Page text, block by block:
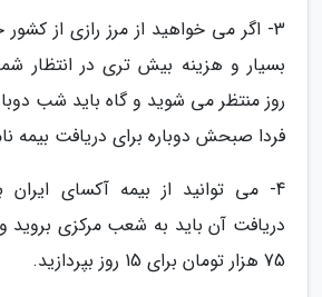
3- اگر می خواهید از مرز رازی از
بسیار و هزینه بیش تری در
روز منتظر می شوید و گاه باید شب
فردا صبحش دوباره برای دریافت بیمه
4- می توانید از بیمه آکسای ایران
دریافت آن باید به شعب مرکزی بروید
75 هزار تومان برای 15 روز بپردازید.